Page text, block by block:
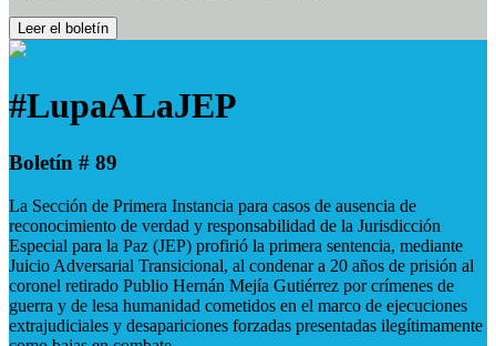
Leer el boletín
#LupaALaJEP
Boletín # 89
La Sección de Primera Instancia para casos de ausencia de
reconocimiento de verdad y responsabilidad de la Jurisdicción
Especial para la Paz (JEP) profirió la primera sentencia, mediante
Juicio Adversarial Transicional, al condenar a 20 años de prisión al
coronel retirado Publio Hernán Mejía Gutiérrez por crímenes de
guerra y de lesa humanidad cometidos en el marco de ejecuciones
extrajudiciales y desapariciones forzadas presentadas ilegítimamente